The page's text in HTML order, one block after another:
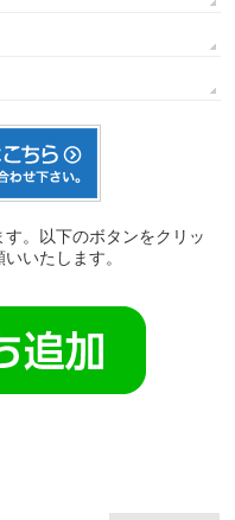
。以下のボタンをクリッ
いたします。